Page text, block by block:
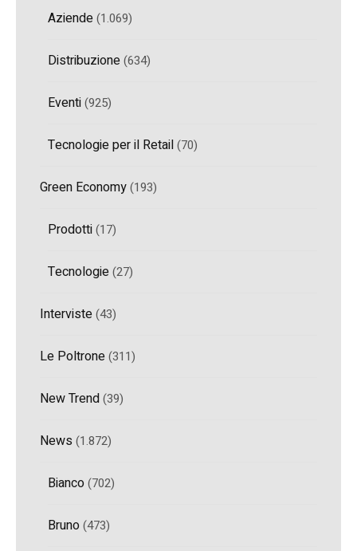
Aziende(1.069)
Distribuzione(634)
Eventi(925)
Tecnologie per il Retail(70)
Green Economy(193)
Prodotti(17)
Tecnologie(27)
Interviste(43)
Le Poltrone(311)
New Trend(39)
News (1.872)
Bianco(702)
Bruno(473)